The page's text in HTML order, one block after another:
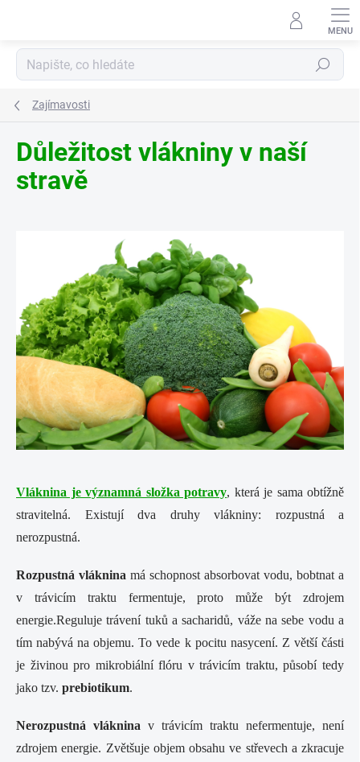
Hledat
Zajímavosti
Důležitost vlákniny v naší
stravě
Vláknina je významná složka potravy, která je sama obtížně
stravitelná. Existují dva druhy vlákniny: rozpustná a
nerozpustná.
Rozpustná vláknina má schopnost absorbovat vodu, bobtnat a
v trávicím traktu fermentuje, proto může být zdrojem
energie.Reguluje trávení tuků a sacharidů, váže na sebe vodu a
tím nabývá na objemu. To vede k pocitu nasycení. Z větší části
je živinou pro mikrobiální flóru v trávicím traktu, působí tedy
jako tzv. prebiotikum.
Nerozpustná vláknina v trávicím traktu nefermentuje, není
zdrojem energie. Zvětšuje objem obsahu ve střevech a zkracuje